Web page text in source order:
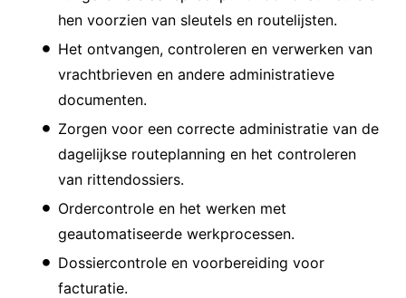
hen voorzien van sleutels en routelijsten.
Het ontvangen, controleren en verwerken van
vrachtbrieven en andere administratieve
documenten.
Zorgen voor een correcte administratie van de
dagelijkse routeplanning en het controleren
van rittendossiers.
Ordercontrole en het werken met
geautomatiseerde werkprocessen.
Dossiercontrole en voorbereiding voor
facturatie.